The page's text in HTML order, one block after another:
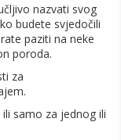
nazvati svog
budete svjedočili
paziti na neke
poroda.
za
samo za jednog ili